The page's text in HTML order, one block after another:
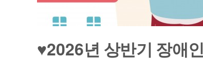
♥2026년 상반기 장애